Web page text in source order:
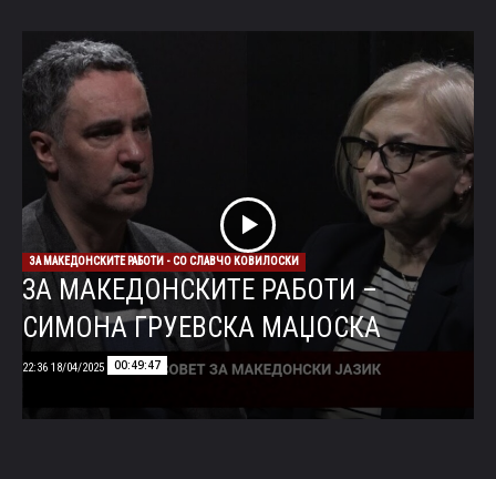
ЗА МАКЕДОНСКИТЕ РАБОТИ - СО СЛАВЧО КОВИЛОСКИ
ЗА МАКЕДОНСКИТЕ РАБОТИ –
СИМОНА ГРУЕВСКА МАЏОСКА
00:49:47
18/04/2025 22:36